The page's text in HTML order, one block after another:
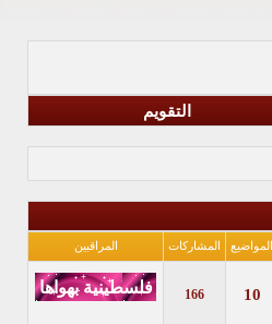
التقويم
المواضيع المشاركات المراقبين
10
166